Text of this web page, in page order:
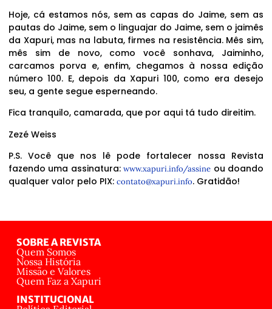
Hoje, cá estamos nós, sem as capas do Jaime, sem as
pautas do Jaime, sem o linguajar do Jaime, sem o jaimês
da Xapuri, mas na labuta, firmes na resistência. Mês sim,
mês sim de novo, como você sonhava, Jaiminho,
carcamos porva e, enfim, chegamos à nossa edição
número 100. E, depois da Xapuri 100, como era desejo
seu, a gente segue esperneando.
Fica tranquilo, camarada, que por aqui tá tudo direitim.
Zezé Weiss
P.S. Você que nos lê pode fortalecer nossa Revista
fazendo uma assinatura:www.xapuri.info/assine ou doando
qualquer valor pelo PIX: contato@xapuri.info. Gratidão!
SOBRE A REVISTA
Quem Somos
Nossa História
Missão e Valores
Quem Faz a Xapuri
INSTITUCIONAL